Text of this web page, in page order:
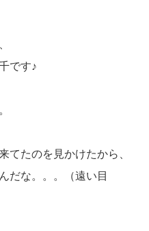
です♪
てたのを見かけたから、
だな。。。（遠い目